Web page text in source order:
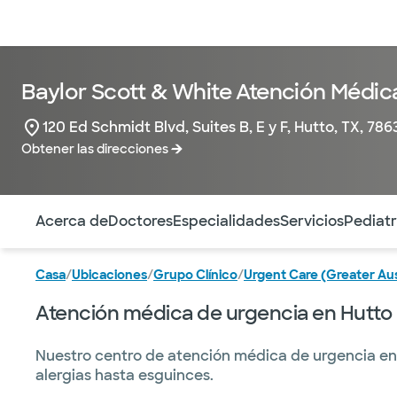
Baylor Scott & White Atención
120 Ed Schmidt Blvd, Suites B, E y F, Hutto, TX,
Obtener las direcciones
Acerca deDoctoresEspecialidadesServicios
Casa/Ubicaciones/Grupo Clínico/Urgent Care (Greater
Atención médica de urgencia en Hutto
Nuestro centro de atención médica de urgencia
alergias hasta esguinces.